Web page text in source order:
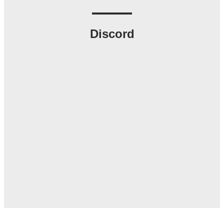
Discord